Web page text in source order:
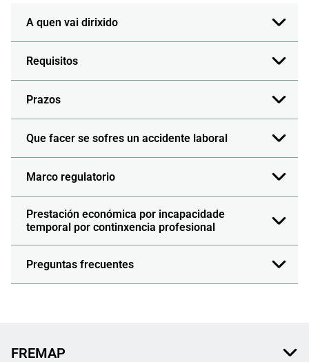
A quen vai dirixido
Requisitos
Prazos
Que facer se sofres un accidente laboral
Marco regulatorio
Prestación económica por incapacidade
temporal por continxencia profesional
Preguntas frecuentes
FREMAP